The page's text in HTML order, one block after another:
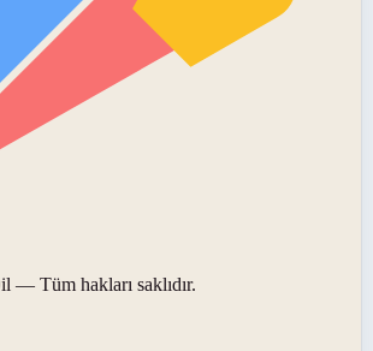
— Tüm hakları saklıdır.